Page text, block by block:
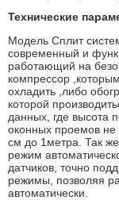
Технические
Модель Сплит
современный и
работающий на
компрессор
охладить ,либо
которой
данных, где высота
оконных проемов
см до 1метра. Так
режим
датчиков, точно
режимы, позволяя
автоматически.